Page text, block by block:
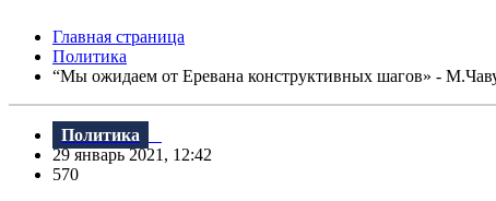
Главная страница
Политика
“Мы ожидаем от Еревана конструктивных шагов» -
Политика
29 январь 2021, 12:42
570